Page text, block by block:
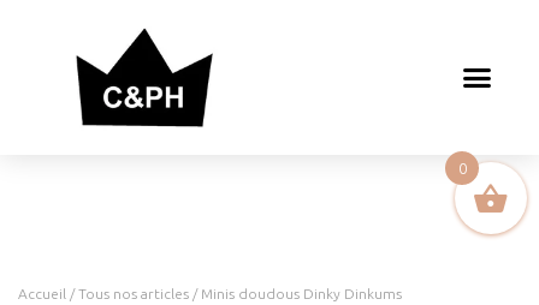
Accueil /Tous nos articles / Minis doudous Dinky Dinkums
0